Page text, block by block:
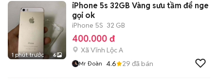
1 phút trước 6
iPhone 5s 32GB Vàng sưu tầm để nge
gọi ok
iPhone 5S 32 GB
400.000 đ
Xã Vĩnh Lộc A
Mr Đoàn 4.6 29 đã bán